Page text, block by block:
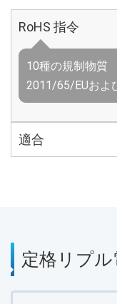
RoHS 指令
10種の規制物質
2011/65/EUおよ
適合
定格リプ